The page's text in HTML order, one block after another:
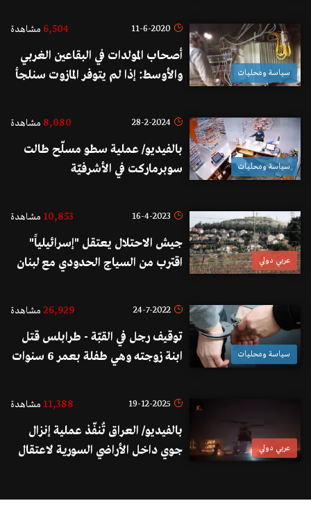
سياسة ومحليات
11-6-2020
6,504 مشاهدة
أصحاب المولدات في البقاعين الغربي
والأوسط: إذا لم يتوفر المازوت سنلجأ
كي لا نصل للإطفاء الشامل
سياسة ومحليات
28-2-2024
8,080 مشاهدة
بالفيديو/ عملية سطو مسلّح طالت
سوبرماركت في الأشرفيّة
عربي دولي
16-4-2023
10,853 مشاهدة
جيش الاحتلال يعتقل "إسرائيلياً"
اقترب من السياج الحدودي مع لبنان
سياسة ومحليات
24-7-2022
26,929 مشاهدة
توقيف رجل في القبّة - طرابلس قتل
ابنة زوجته وهي طفلة بعمر 6 سنوات
عربي دولي
19-12-2025
11,388 مشاهدة
بالفيديو/ العراق تُنفّذ عملية إنزال
جوي داخل الأراضي السورية لاعتقال